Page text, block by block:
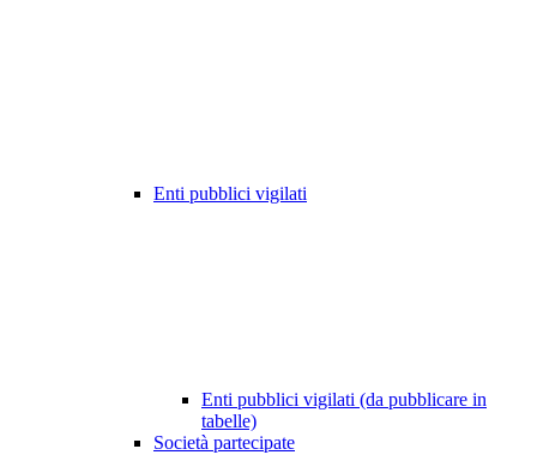
Enti pubblici vigilati
Enti pubblici vigilati (da pubblicare in
tabelle)
Società partecipate